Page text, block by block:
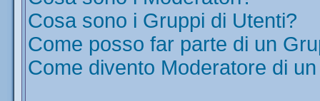
Cosa sono i Gruppi di Utenti?
Come posso far parte di un
Come divento Moderatore di